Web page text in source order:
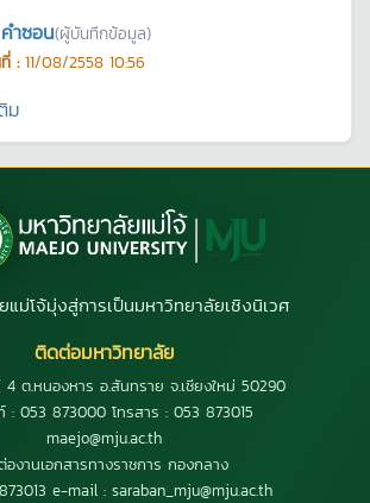
ำซอน(ผู้บันทึกข้อมูล)
: 11/08/2558 10:56
ม
แม่โจ้มุ่งสู่การเป็นมหาวิทยาลัยเชิงนิเวศ
ติดต่อมหาวิทยาลัย
ต.หนองหาร อ.สันทราย จ.เชียงใหม่ 50290
: 053 873000 โทรสาร : 053 873015
maejo@mju.ac.th
องานเอกสารทางราชการ กองกลาง
e-mail : saraban_mju@mju.ac.th